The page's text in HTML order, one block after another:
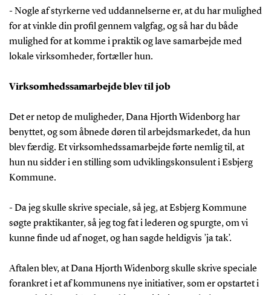
- Nogle af styrkerne ved uddannelserne er, at du har mulighed
for at vinkle din profil gennem valgfag, og så har du både
mulighed for at komme i praktik og lave samarbejde med
lokale virksomheder, fortæller hun.
Virksomhedssamarbejde blev til job
Det er netop de muligheder, Dana Hjorth Widenborg har
benyttet, og som åbnede døren til arbejdsmarkedet, da hun
blev færdig. Et virksomhedssamarbejde førte nemlig til, at
hun nu sidder i en stilling som udviklingskonsulent i Esbjerg
Kommune.
- Da jeg skulle skrive speciale, så jeg, at Esbjerg Kommune
søgte praktikanter, så jeg tog fat i lederen og spurgte, om vi
kunne finde ud af noget, og han sagde heldigvis ’ja tak’.
Aftalen blev, at Dana Hjorth Widenborg skulle skrive speciale
forankret i et af kommunens nye initiativer, som er opstartet i